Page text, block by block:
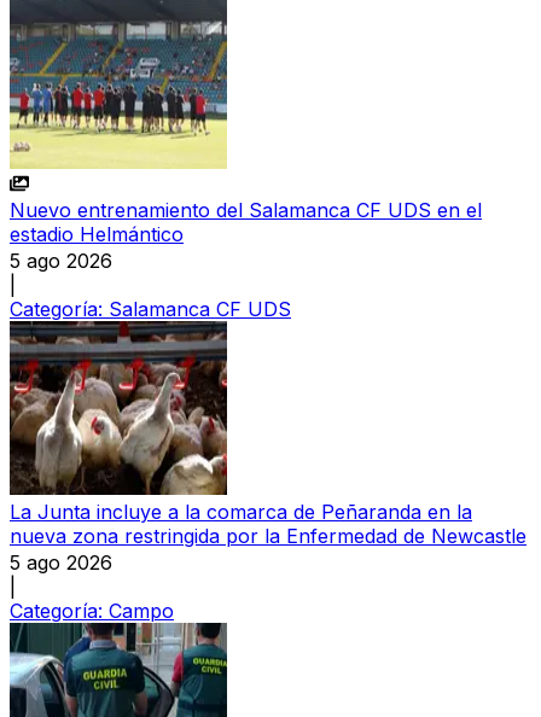
Nuevo entrenamiento del Salamanca CF UDS en el
estadio Helmántico
5 ago 2026
Categoría: Salamanca CF UDS
La Junta incluye a la comarca de Peñaranda en la
nueva zona restringida por la Enfermedad de Newcastle
5 ago 2026
Categoría: Campo